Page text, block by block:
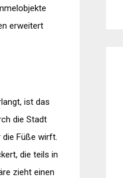
erweitert
ist das
die Stadt
die Füße wirft.
die teils in
zieht einen